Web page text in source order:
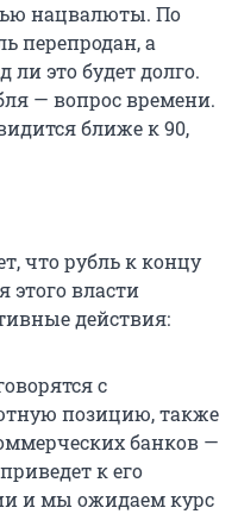
нацвалюты. По
перепродан, а
это будет долго.
— вопрос времени.
ближе к 90,
что рубль к концу
этого власти
действия:
с
позицию, также
банков —
к его
и мы ожидаем курс